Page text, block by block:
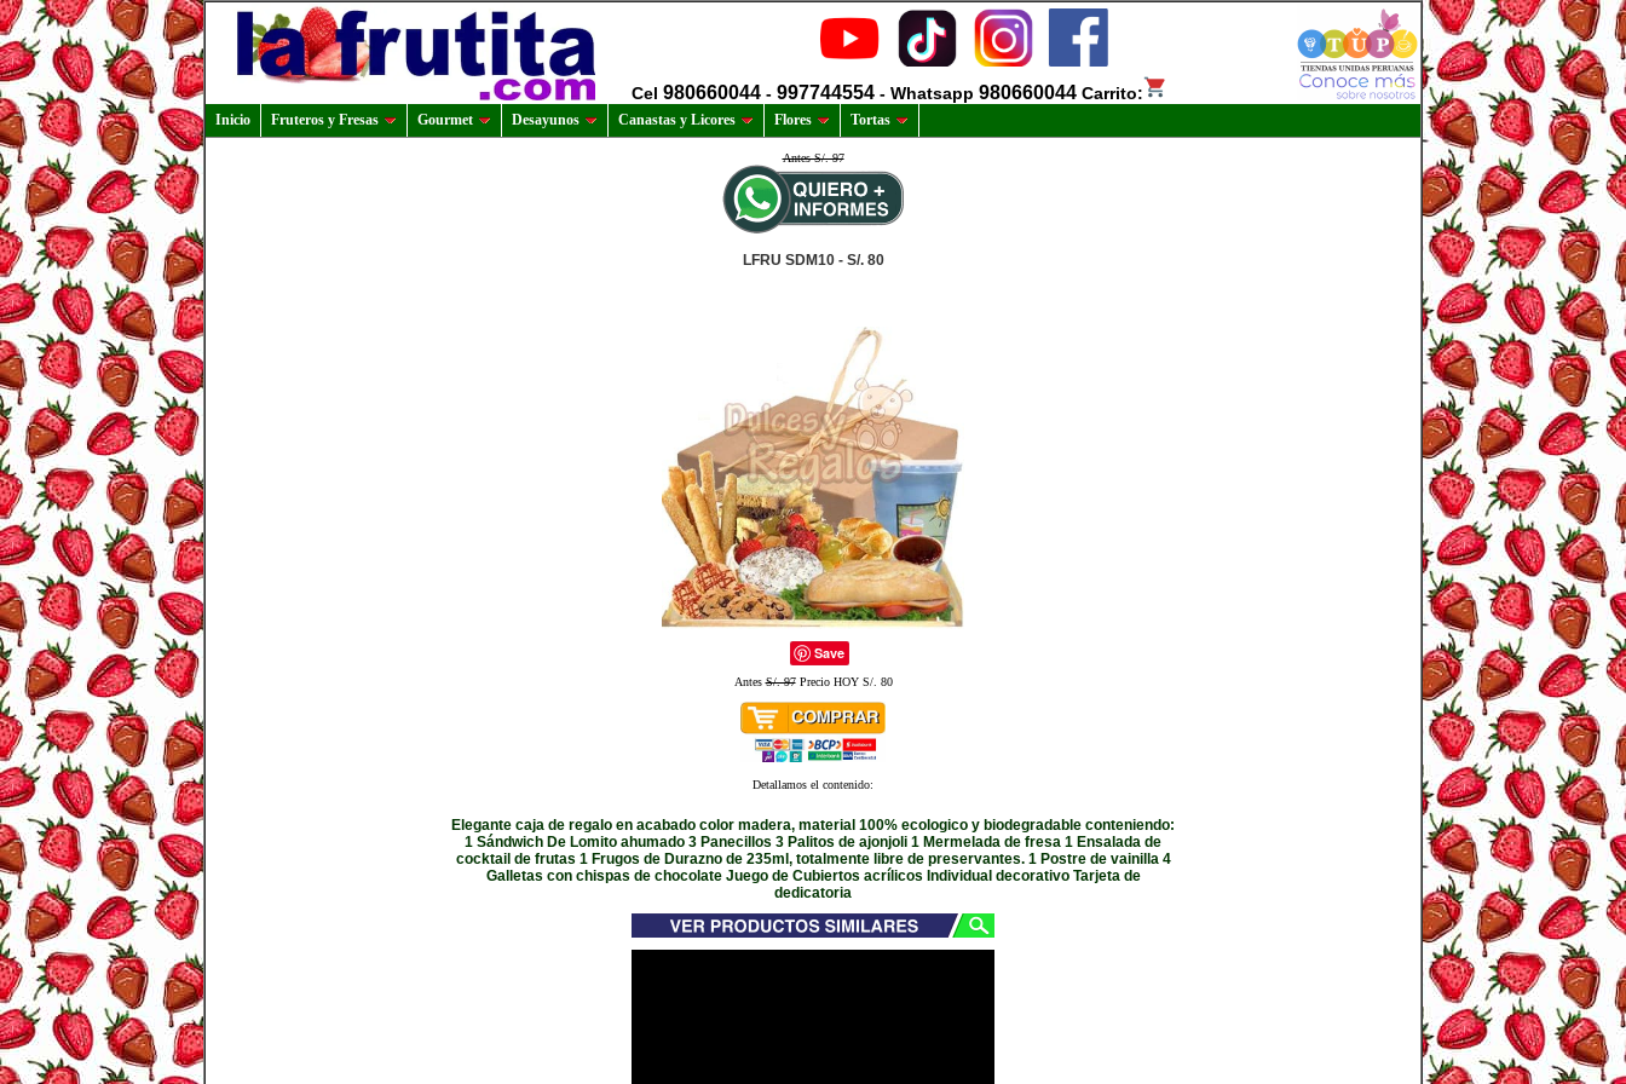
Cel 980660044 - 997744554 - Whatsapp 980660044 Carrito:
Inicio Fruteros y Fresas Gourmet Desayunos Canastas y Licores Flores Tortas
Antes S/. 97
LFRU SDM10 - S/. 80
Save
AntesS/. 97Precio HOY S/. 80
Detallamos el contenido:
Elegante caja de regalo en acabado color madera, material 100% ecologico y biodegradable conteniendo:
1 Sándwich De Lomito ahumado 3 Panecillos 3 Palitos de ajonjoli 1 Mermelada de fresa 1 Ensalada de
cocktail de frutas 1 Frugos de Durazno de 235ml, totalmente libre de preservantes. 1 Postre de vainilla 4
Galletas con chispas de chocolate Juego de Cubiertos acrílicos Individual decorativo Tarjeta de
dedicatoria